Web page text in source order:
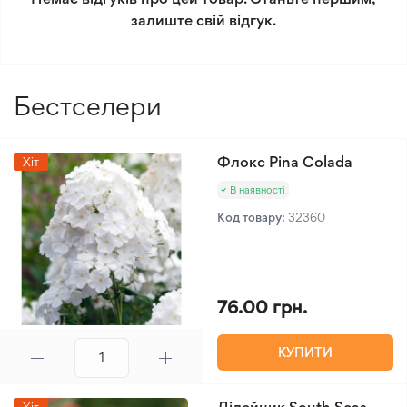
Мінімальне замовлення 300 грн.
залиште свій відгук.
Бестселери
Хіт Флокс Pina Colada
В наявності
Код товару: 32360
76.00 грн.
КУПИТИ